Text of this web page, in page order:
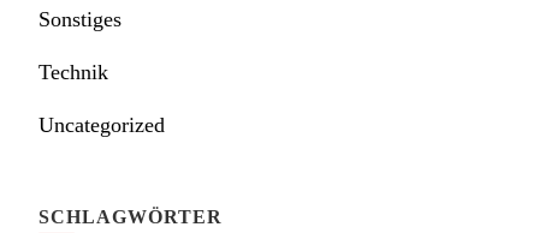
Sonstiges
Technik
Uncategorized
SCHLAGWÖRTER